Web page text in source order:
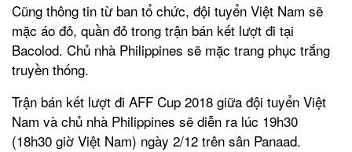
Cũng thông tin từ ban tổ chức, đội tuyển Việt Nam sẽ
mặc áo đỏ, quần đỏ trong trận bán kết lượt đi tại
Bacolod. Chủ nhà Philippines sẽ mặc trang phục trắng
truyền thống.
Trận bán kết lượt đi AFF Cup 2018 giữa đội tuyển Việt
Nam và chủ nhà Philippines sẽ diễn ra lúc 19h30
(18h30 giờ Việt Nam) ngày 2/12 trên sân Panaad.